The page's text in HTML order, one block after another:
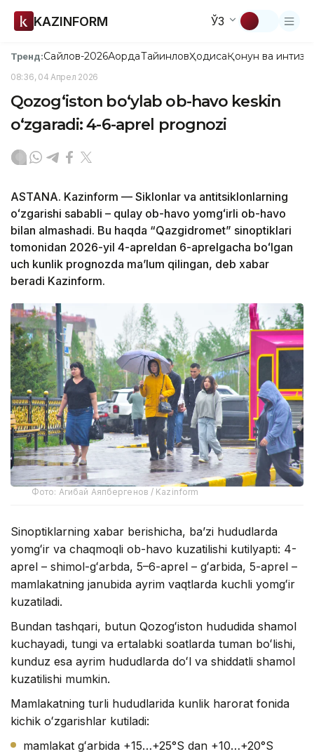
KAZINFORM ЎЗ
Тренд:Сайлов-2026АқордаТайинловҲодисаҚонун ва
08:36, 04 Апрел 2026
Qozogʻiston boʻylab ob-havo keskin
oʻzgaradi: 4-6-aprel prognozi
ASTANA. Kazinform — Siklonlar va antitsiklonlarning
oʻzgarishi sababli – qulay ob-havo yomgʻirli ob-havo
bilan almashadi. Bu haqda “Qazgidromet” sinoptiklari
tomonidan 2026-yil 4-apreldan 6-aprelgacha boʻlgan
uch kunlik prognozda maʼlum qilingan, deb xabar
beradi Kazinform.
Фото: Агибай Аяпбергенов / Kazinform
Sinoptiklarning xabar berishicha, baʼzi hududlarda
yomgʻir va chaqmoqli ob-havo kuzatilishi kutilyapti: 4-
aprel – shimol-gʻarbda, 5–6-aprel – gʻarbida, 5-aprel –
mamlakatning janubida ayrim vaqtlarda kuchli yomgʻir
kuzatiladi.
Bundan tashqari, butun Qozogʻiston hududida shamol
kuchayadi, tungi va ertalabki soatlarda tuman boʻlishi,
kunduz esa ayrim hududlarda doʻl va shiddatli shamol
kuzatilishi mumkin.
Mamlakatning turli hududlarida kunlik harorat fonida
kichik oʻzgarishlar kutiladi:
mamlakat gʻarbida +15…+25°S dan +10…+20°S